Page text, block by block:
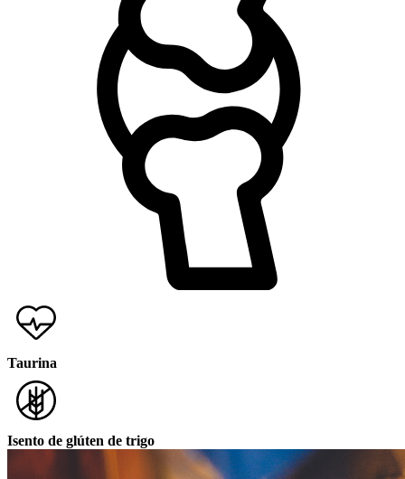
Taurina
Isento de glúten de trigo